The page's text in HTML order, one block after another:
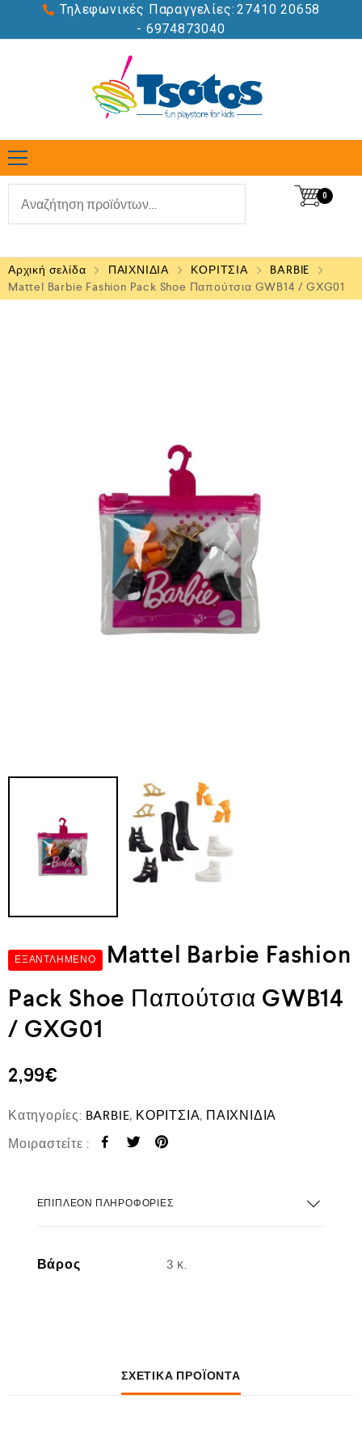
Τηλεφωνικές Παραγγελίες: 27410 20658
- 6974873040
0
Αρχική σελίδα ΠΑΙΧΝΙΔΙΑ ΚΟΡΙΤΣΙΑ
BARBIE
Mattel Barbie Fashion Pack Shoe Παπούτσια GWB14 / GXG01
ΕΞΑΝΤΛΗΜΈΝΟ
Mattel Barbie Fashion
Pack Shoe Παπούτσια GWB14
/ GXG01
2,99€
Κατηγορίες: BARBIE, ΚΟΡΙΤΣΙΑ, ΠΑΙΧΝΙΔΙΑ
Μοιραστείτε :
ΕΠΙΠΛΈΟΝ ΠΛΗΡΟΦΟΡΊΕΣ
Βάρος 3 κ.
ΣΧΕΤΙΚΆ ΠΡΟΪΌΝΤΑ